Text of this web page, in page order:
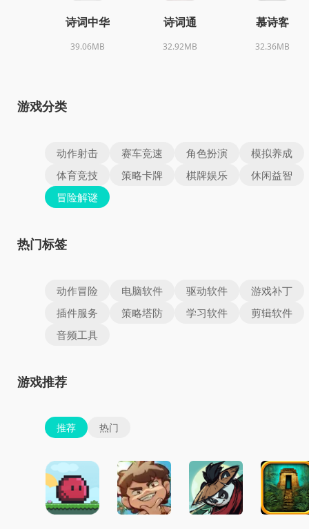
诗词中华
39.06MB
诗词通
32.92MB
慕诗客
32.36MB
游戏分类
动作射击 赛车竞速 角色扮演
模拟养成
体育竞技
策略卡牌 棋牌娱乐
休闲益智
冒险解谜
热门标签
动作冒险 电脑软件 驱动软件
游戏补丁
插件服务
策略塔防 学习软件
剪辑软件
音频工具
游戏推荐
推荐 热门